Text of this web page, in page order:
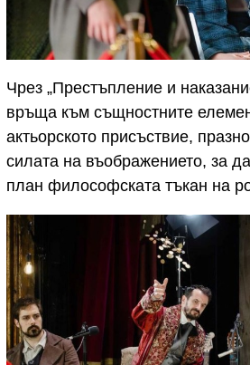
Чрез „Престъпление и
връща към същностните
актьорското присъствие,
силата на въображението, за
план философската тъкан на